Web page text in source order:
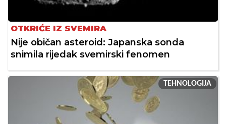
OTKRIĆE IZ SVEMIRA
Nije običan asteroid: Japanska sonda
snimila rijedak svemirski fenomen
TEHNOLOGIJA